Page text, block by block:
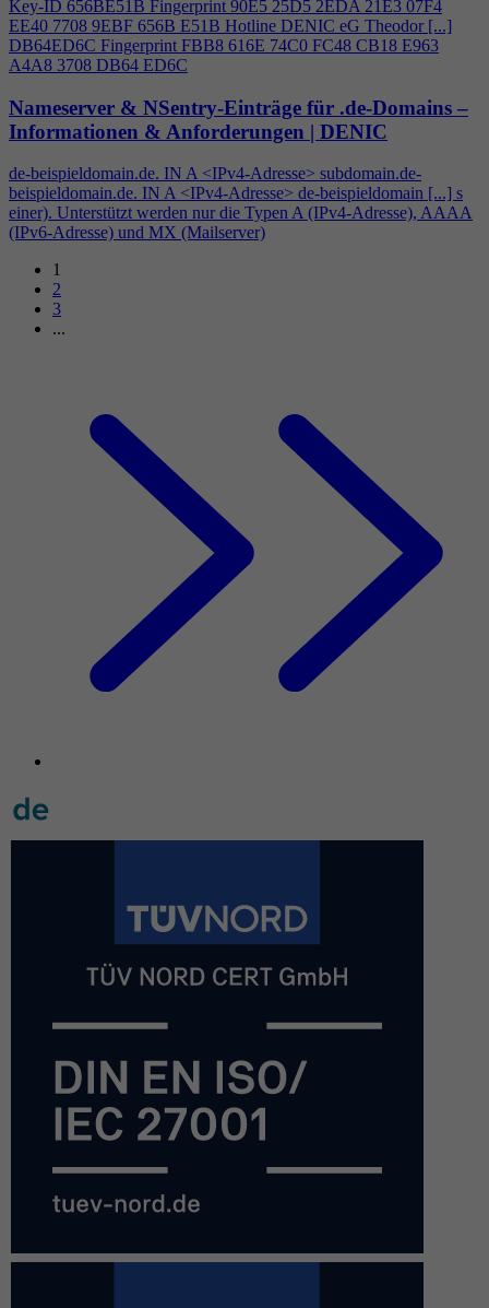
Key-ID 656BE51B Fingerprint 90E5 25D5 2EDA 21E3 07F4
EE40 7708 9EBF 656B E51B Hotline DENIC eG Theodor [...]
DB64ED6C Fingerprint FBB8 616E 74C0 FC48 CB18 E963
A4A8 3708 DB64 ED6C
Nameserver & NSentry-Einträge für .de-Domains –
Informationen & Anforderungen | DENIC
de-beispieldomain.de. IN A <IPv4-Adresse> subdomain.de-
beispieldomain.de. IN A <IPv4-Adresse> de-beispieldomain [...] s
einer). Unterstützt werden nur die Typen A (IPv4-Adresse), AAAA
(IPv6-Adresse) und MX (Mailserver)
1
2
3
...